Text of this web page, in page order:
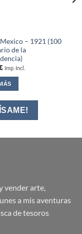
Mexico – 1921 (100
de la
Imp. Incl.
vender arte,
a mis aventuras
de tesoros